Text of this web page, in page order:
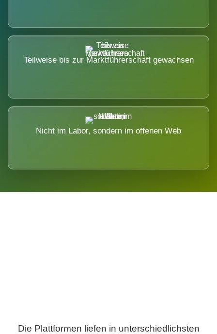
Teilweise bis zur Marktführerschaft gewachsen
Nicht im Labor, sondern im offenen Web
Die Plattformen liefen in unterschiedlichsten